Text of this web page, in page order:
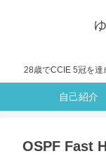
28歳でCCIE 5冠を達
自己紹介
OSPF Fast